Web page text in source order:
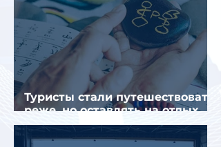
Туристы стали путешествовать
реже, но оставлять на отдых
почти на 40% больше